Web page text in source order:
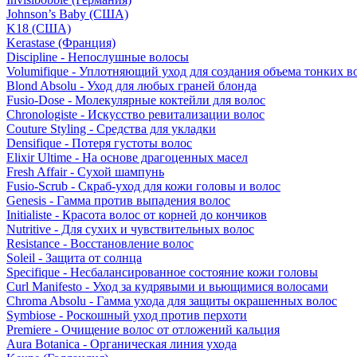
Johnson’s Baby (США)
K18 (США)
Kerastase (Франция)
Discipline - Непослушные волосы
Volumifique - Уплотняющий уход для создания объема тонких
Blond Absolu - Уход для любых граней блонда
Fusio-Dose - Молекулярные коктейли для волос
Chronologiste - Искусство ревитализации волос
Couture Styling - Средства для укладки
Densifique - Потеря густоты волос
Elixir Ultime - На основе драгоценных масел
Fresh Affair - Сухой шампунь
Fusio-Scrub - Скраб-уход для кожи головы и волос
Genesis - Гамма против выпадения волос
Initialiste - Красота волос от корней до кончиков
Nutritive - Для сухих и чувствительных волос
Resistance - Восстановление волос
Soleil - Защита от солнца
Specifique - Несбалансированное состояние кожи головы
Curl Manifesto - Уход за кудрявыми и вьющимися волосами
Chroma Absolu - Гамма ухода для защиты окрашенных волос
Symbiose - Роскошный уход против перхоти
Premiere - Очищение волос от отложений кальция
Aura Botanica - Органическая линия ухода